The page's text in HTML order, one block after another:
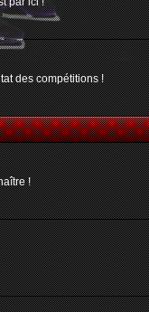
des compétitions !
!